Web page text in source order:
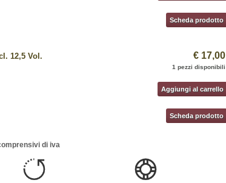
Scheda prodotto
12,5 Vol. € 17,00
1 pezzi disponibili
Aggiungi al carrello
Scheda prodotto
di iva